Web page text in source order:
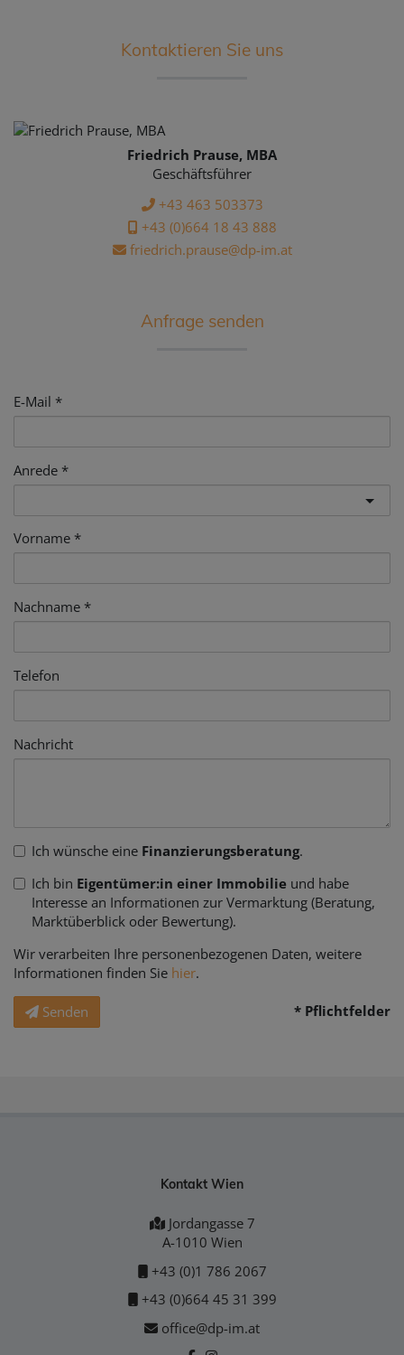
Kontaktieren Sie uns
Friedrich Prause, MBA
Geschäftsführer
+43 463 503373
+43 (0)664 18 43 888
friedrich.prause@dp-im.at
Anfrage senden
E-Mail
Anrede
Vorname
Nachname
Telefon
Nachricht
Ich wünsche eine Finanzierungsberatung.
Ich bin Eigentümer:in einer Immobilie und habe
Interesse an Informationen zur Vermarktung (Beratung,
Marktüberblick oder Bewertung).
Wir verarbeiten Ihre personenbezogenen Daten, weitere
Informationen finden Sie hier.
Senden * Pflichtfelder
Kontakt Wien
Jordangasse 7
A-1010 Wien
+43 (0)1 786 2067
+43 (0)664 45 31 399
office@dp-im.at